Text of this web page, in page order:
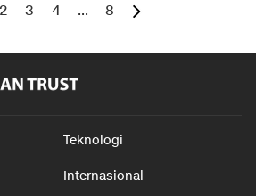
2 3 4 ... 8
Teknologi
Internasional